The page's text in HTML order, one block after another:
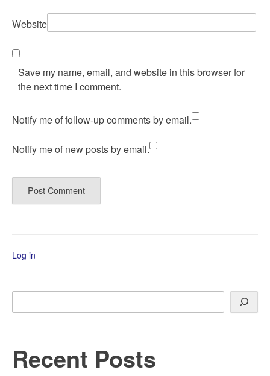
Website
Save my name, email, and website in this browser for
the next time I comment.
Notify me of follow-up comments by email.
Notify me of new posts by email.
Log in
Search
Recent Posts